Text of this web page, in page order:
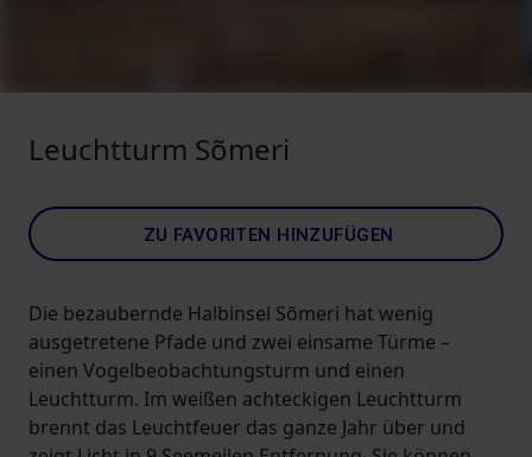
Leuchtturm Sõmeri
ZU FAVORITEN HINZUFÜGEN
Die bezaubernde Halbinsel Sõmeri hat wenig
ausgetretene Pfade und zwei einsame Türme –
einen Vogelbeobachtungsturm und einen
Leuchtturm. Im weißen achteckigen Leuchtturm
brennt das Leuchtfeuer das ganze Jahr über und